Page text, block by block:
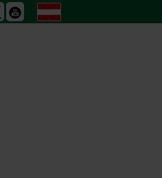
YoutubeDeutsch